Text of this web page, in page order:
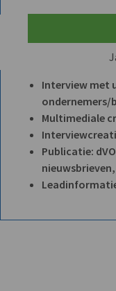
Interview met
ondernemers/
Multimediale
Publicatie:
nieuwsbrieven,